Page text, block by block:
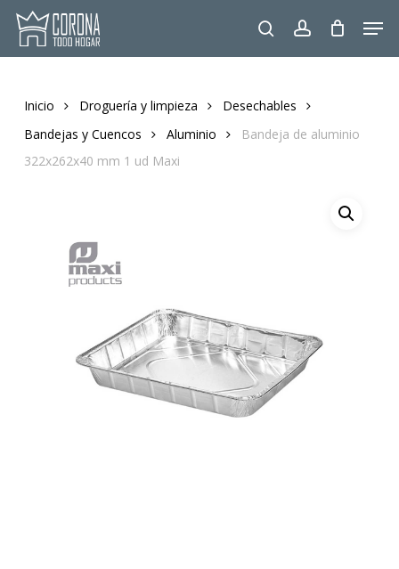
Skip
main
searchaccount
Inicio Droguería y limpieza
Desechables
Bandejas y Cuencos
Aluminio
Bandeja de aluminio
322x262x40 mm 1 ud Maxi